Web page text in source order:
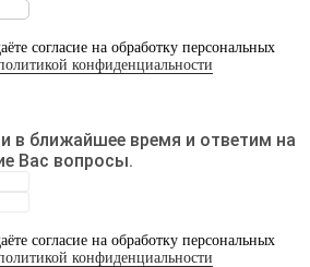
согласие на обработку персональных
конфиденциальности
в ближайшее время и ответим на
Вас вопросы.
согласие на обработку персональных
конфиденциальности